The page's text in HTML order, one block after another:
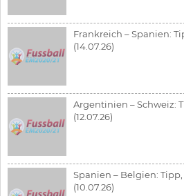
Frankreich – Spanien:
(14.07.26)
Argentinien – Schweiz:
(12.07.26)
Spanien – Belgien:
(10.07.26)